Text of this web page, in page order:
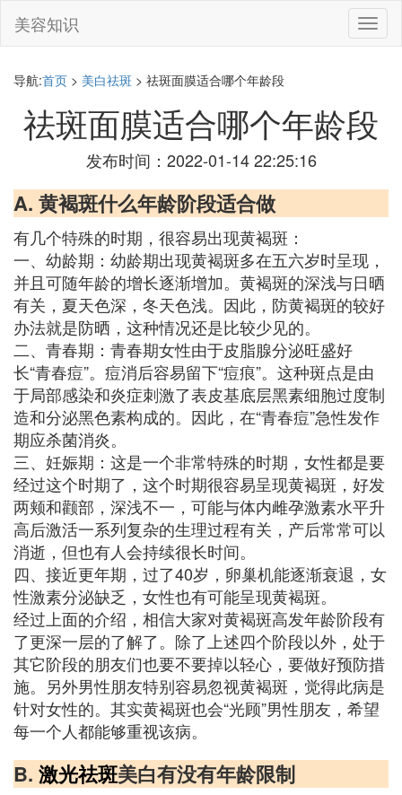
切
换
美容知识
导航:首页 > 美白祛斑 > 祛斑面膜适合哪个年龄段
祛斑面膜适合哪个年龄段
发布时间：2022-01-14 22:25:16
A. 黄褐斑什么年龄阶段适合做
有几个特殊的时期，很容易出现黄褐斑：
一、幼龄期：幼龄期出现黄褐斑多在五六岁时呈现，
并且可随年龄的增长逐渐增加。黄褐斑的深浅与日晒
有关，夏天色深，冬天色浅。因此，防黄褐斑的较好
办法就是防晒，这种情况还是比较少见的。
二、青春期：青春期女性由于皮脂腺分泌旺盛好
长“青春痘”。痘消后容易留下“痘痕”。这种斑点是由
于局部感染和炎症刺激了表皮基底层黑素细胞过度制
造和分泌黑色素构成的。因此，在“青春痘”急性发作
期应杀菌消炎。
三、妊娠期：这是一个非常特殊的时期，女性都是要
经过这个时期了，这个时期很容易呈现黄褐斑，好发
两颊和颧部，深浅不一，可能与体内雌孕激素水平升
高后激活一系列复杂的生理过程有关，产后常常可以
消逝，但也有人会持续很长时间。
四、接近更年期，过了40岁，卵巢机能逐渐衰退，女
性激素分泌缺乏，女性也有可能呈现黄褐斑。
经过上面的介绍，相信大家对黄褐斑高发年龄阶段有
了更深一层的了解了。除了上述四个阶段以外，处于
其它阶段的朋友们也要不要掉以轻心，要做好预防措
施。另外男性朋友特别容易忽视黄褐斑，觉得此病是
针对女性的。其实黄褐斑也会“光顾”男性朋友，希望
每一个人都能够重视该病。
B. 激光祛斑美白有没有年龄限制